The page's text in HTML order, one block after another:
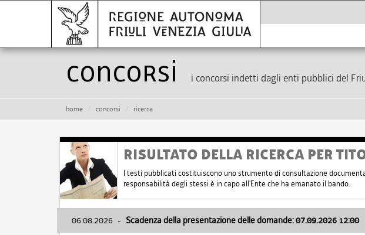
Concorsi i concorsi indetti dagli enti pubblici del
home concorsi ricerca
RISULTATO DELLA RICERCA PER
I testi pubblicati costituiscono uno strumento di consultazione
responsabilità degli stessi è in capo all'Ente che ha emanato il bando.
06.08.2026 - Scadenza della presentazione delle domande: 07.09.2026 12:00